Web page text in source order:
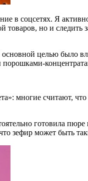
в соцсетях. Я
но и следить
целью было
многие считают,
готовила
зефир может быть